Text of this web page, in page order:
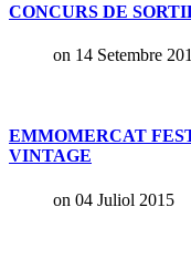
CONCURS DE
on 14 Setembre
EMMOMERCAT
VINTAGE
on 04 Juliol 2015